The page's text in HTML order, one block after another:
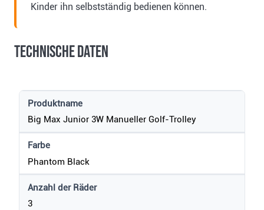
Kinder ihn selbstständig bedienen können.
Technische Daten
Produktname
Big Max Junior 3W Manueller Golf-Trolley
Farbe
Phantom Black
Anzahl der Räder
3